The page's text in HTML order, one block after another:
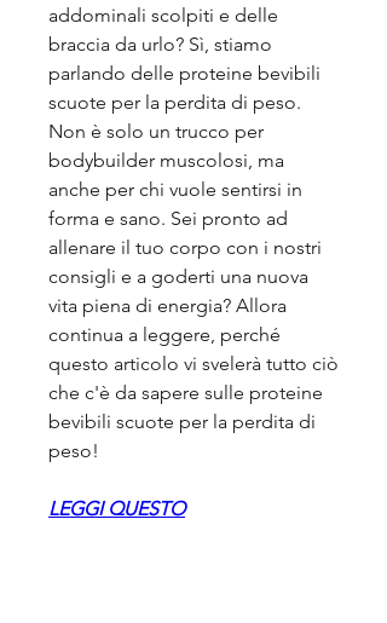
addominali scolpiti e delle
braccia da urlo? Sì, stiamo
parlando delle proteine bevibili
scuote per la perdita di peso.
Non è solo un trucco per
bodybuilder muscolosi, ma
anche per chi vuole sentirsi in
forma e sano. Sei pronto ad
allenare il tuo corpo con i nostri
consigli e a goderti una nuova
vita piena di energia? Allora
continua a leggere, perché
questo articolo vi svelerà tutto ciò
che c'è da sapere sulle proteine
bevibili scuote per la perdita di
peso!
LEGGI QUESTO